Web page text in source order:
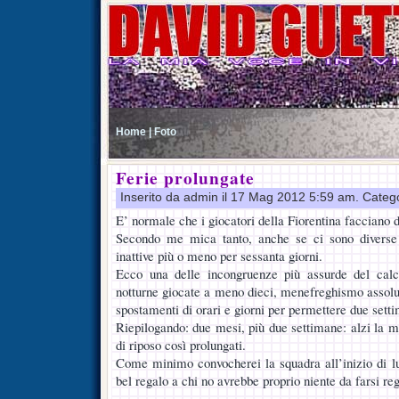
Home | Foto
Ferie prolungate
Inserito da admin il 17 Mag 2012 5:59 am.
E’ normale che i giocatori della Fiorentina facciano
Secondo me mica tanto, anche se ci sono
inattive più o meno per sessanta giorni.
Ecco una delle incongruenze più assurde del
notturne giocate a meno dieci, menefreghismo
spostamenti di orari e giorni per permettere due
Riepilogando: due mesi, più due settimane: alzi la
di riposo così prolungati.
Come minimo convocherei la squadra all’inizio di
bel regalo a chi no avrebbe proprio niente da farsi